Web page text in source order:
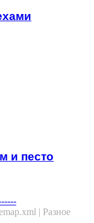
и песто
| Разное